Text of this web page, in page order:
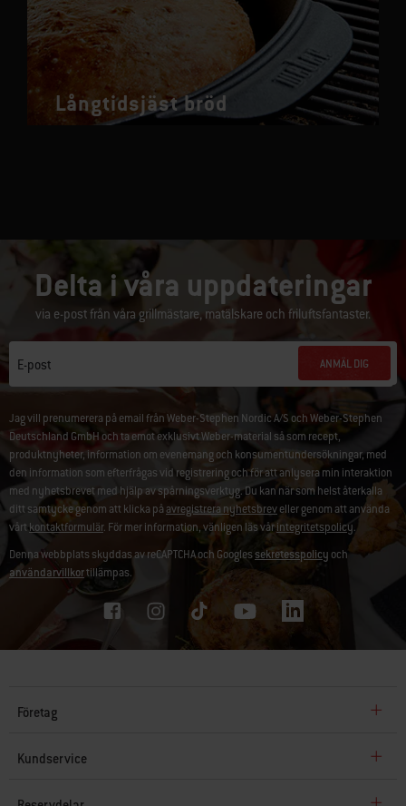
Långtidsjäst bröd
Delta i våra uppdateringar
via e-post från våra grillmästare, matälskare och friluftsfantaster.
E-post ANMÄL DIG
Jag vill prenumerera på email från Weber-Stephen Nordic A/S och Weber-Stephen
Deutschland GmbH och ta emot exklusivt Weber-material så som recept,
produktnyheter, information om evenemang och konsumentundersökningar, med
den information som efterfrågas vid registrering och för att anlysera min interaktion
med nyhetsbrevet med hjälp av spårningsverktyg. Du kan när som helst återkalla
ditt samtycke genom att klicka på avregistrera nyhetsbreveller genom att använda
vårt kontaktformulär. För mer information, vänligen läs vårintegritetspolicy.
Denna webbplats skyddas av reCAPTCHA och Googlessekretesspolicy och
användarvillkortillämpas.
Företag
Kundservice